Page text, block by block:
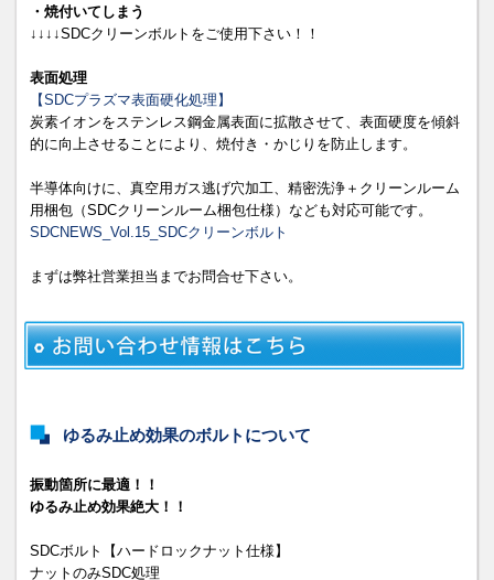
・焼付いてしまう
↓↓↓↓SDCクリーンボルトをご使用下さい！！
表面処理
【SDCプラズマ表面硬化処理】
炭素イオンをステンレス鋼金属表面に拡散させて、表面硬度を傾斜
的に向上させることにより、焼付き・かじりを防止します。
半導体向けに、真空用ガス逃げ穴加工、精密洗浄＋クリーンルーム
用梱包（SDCクリーンルーム梱包仕様）なども対応可能です。
SDCNEWS_Vol.15_SDCクリーンボルト
まずは弊社営業担当までお問合せ下さい。
ゆるみ止め効果のボルトについて
振動箇所に最適！！
ゆるみ止め効果絶大！！
SDCボルト【ハードロックナット仕様】
ナットのみSDC処理